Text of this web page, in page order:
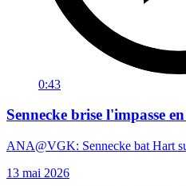
0:43
Sennecke brise l'impasse
ANA@VGK: Sennecke bat Hart
13 mai 2026